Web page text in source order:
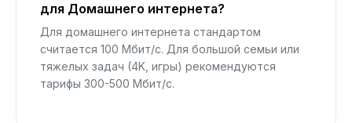
для Домашнего интернета?
Для домашнего интернета стандартом
считается 100 Мбит/с. Для большой семьи или
тяжелых задач (4K, игры) рекомендуются
тарифы 300-500 Мбит/с.